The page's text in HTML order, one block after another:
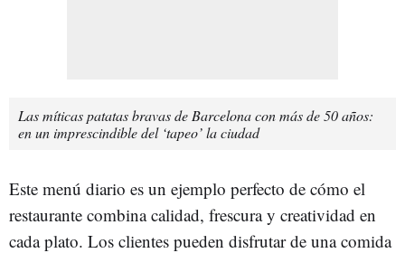
Las míticas patatas bravas de Barcelona con más de 50 años:
en un imprescindible del ‘tapeo’ la ciudad
Este menú diario es un ejemplo perfecto de cómo el
restaurante combina calidad, frescura y creatividad en
cada plato. Los clientes pueden disfrutar de una comida